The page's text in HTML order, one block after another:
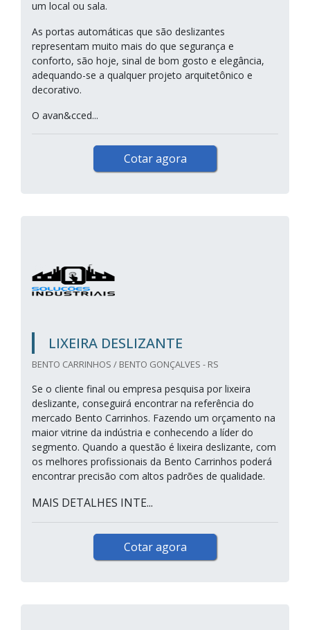
um local ou sala.
As portas automáticas que são deslizantes
representam muito mais do que segurança e
conforto, são hoje, sinal de bom gosto e elegância,
adequando-se a qualquer projeto arquitetônico e
decorativo.
O avan&cced...
Cotar agora
LIXEIRA DESLIZANTE
BENTO CARRINHOS / BENTO GONÇALVES - RS
Se o cliente final ou empresa pesquisa por lixeira
deslizante, conseguirá encontrar na referência do
mercado Bento Carrinhos. Fazendo um orçamento na
maior vitrine da indústria e conhecendo a líder do
segmento. Quando a questão é lixeira deslizante, com
os melhores profissionais da Bento Carrinhos poderá
encontrar precisão com altos padrões de qualidade.
MAIS DETALHES INTE...
Cotar agora